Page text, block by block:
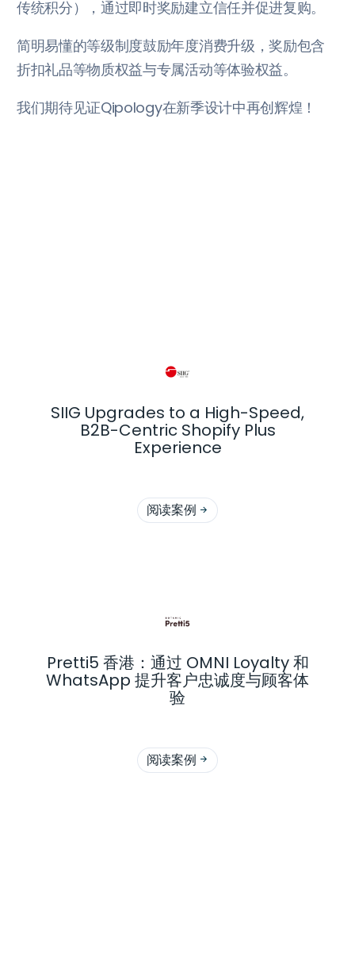
传统积分），通过即时奖励建立信任并促进复购。
简明易懂的等级制度鼓励年度消费升级，奖励包含
折扣礼品等物质权益与专属活动等体验权益。
我们期待见证Qipology在新季设计中再创辉煌！
SIIG Upgrades to a High-Speed,
B2B-Centric Shopify Plus
Experience
阅读案例 
Pretti5 香港：通过 OMNI Loyalty 和
WhatsApp 提升客户忠诚度与顾客体
验
阅读案例 